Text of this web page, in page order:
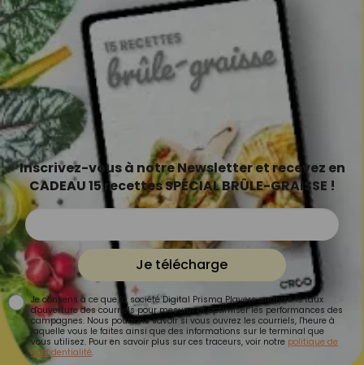
Inscrivez-vous à notre Newsletter et recevez en
CADEAU 15 recettes SPÉCIAL BRÛLE-GRAISSE !
Je télécharge
Je consens à ce que la société Digital Prisma Players analyse le taux
d'ouverture des courriels pour mesurer et optimiser les performances des
campagnes. Nous pourrons savoir si vous ouvrez les courriels, l'heure à
laquelle vous le faites ainsi que des informations sur le terminal que
vous utilisez. Pour en savoir plus sur ces traceurs, voir notre politique de
confidentialité.